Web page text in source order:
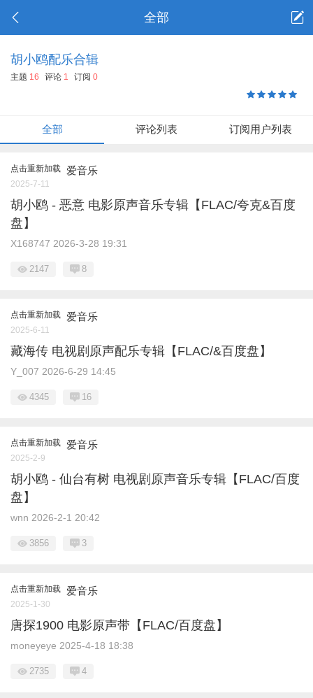
全部
胡小鸥配乐合辑
主题 16 评论 1 订阅 0
全部 评论列表 订阅用户列表
点击重新加载 爱音乐
2025-7-11
胡小鸥 - 恶意 电影原声音乐专辑【FLAC/夸克&百度
盘】
X168747 2026-3-28 19:31
2147 8
点击重新加载 爱音乐
2025-6-11
藏海传 电视剧原声配乐专辑【FLAC/&百度盘】
Y_007 2026-6-29 14:45
4345 16
点击重新加载 爱音乐
2025-2-9
胡小鸥 - 仙台有树 电视剧原声音乐专辑【FLAC/百度
盘】
wnn 2026-2-1 20:42
3856 3
点击重新加载 爱音乐
2025-1-30
唐探1900 电影原声带【FLAC/百度盘】
moneyeye 2025-4-18 18:38
2735 4